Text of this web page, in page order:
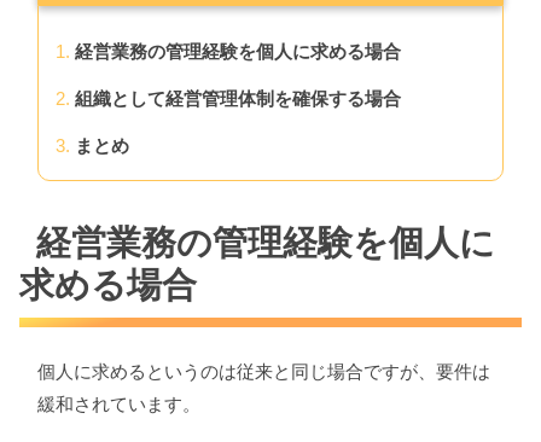
経営業務の管理経験を個人に求める場合
組織として経営管理体制を確保する場合
まとめ
経営業務の管理経験を個人に
求める場合
個人に求めるというのは従来と同じ場合ですが、要件は
緩和されています。